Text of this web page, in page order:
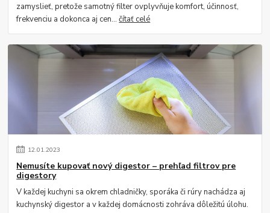
zamyslieť, pretože samotný filter ovplyvňuje komfort, účinnosť,
frekvenciu a dokonca aj cen...čítať celé
12.01.2023
Nemusíte kupovať nový digestor – prehľad filtrov pre
digestory
V každej kuchyni sa okrem chladničky, sporáka či rúry nachádza aj
kuchynský digestor a v každej domácnosti zohráva dôležitú úlohu.